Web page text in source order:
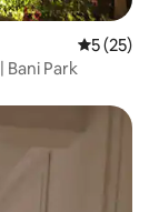
5 av 5 i
5 (25)
Bani Park